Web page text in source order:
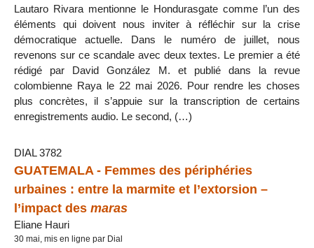
Lautaro Rivara mentionne le Hondurasgate comme l’un des
éléments qui doivent nous inviter à réfléchir sur la crise
démocratique actuelle. Dans le numéro de juillet, nous
revenons sur ce scandale avec deux textes. Le premier a été
rédigé par David González M. et publié dans la revue
colombienne Raya le 22 mai 2026. Pour rendre les choses
plus concrètes, il s’appuie sur la transcription de certains
enregistrements audio. Le second, (…)
DIAL 3782
GUATEMALA - Femmes des périphéries
urbaines : entre la marmite et l’extorsion –
l’impact des maras
Eliane Hauri
30 mai, mis en ligne par Dial